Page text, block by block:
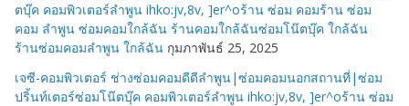
ตบุ๊ค คอมพิวเตอร์ลำพูน ihko:jv,8v, ]er^oร้าน ซ่อม คอมร้าน ซ่อม
คอม ลำพูน ซ่อมคอมใกล้ฉัน ร้านคอมใกล้ฉันซ่อมโน๊ตบุ๊ค ใกล้ฉัน
ร้านซ่อมคอมลำพูน ใกล้ฉัน กุมภาพันธ์ 25, 2025
เจซี-คอมพิวเตอร์ ช่างซ่อมคอมดีดีลำพูน|ซ่อมคอมนอกสถานที่|ซ่อม
ปริ้นท์เตอร์ซ่อมโน๊ตบุ๊ค คอมพิวเตอร์ลำพูน ihko:jv,8v, ]er^oร้าน ซ่อม